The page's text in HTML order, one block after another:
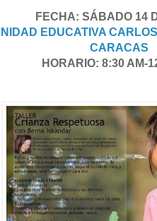
FECHA: SÁBADO 14
EDUCATIVA
CARACAS
HORARIO: 8:30 AM-